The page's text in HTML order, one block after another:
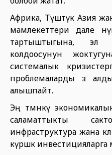
Африка, Түштүк Азия
мамлекеттери дале
тартыштыгына, эл
колдоосунун
системалык
проблемаларды өз
алышпайт.
Эң төмөнкү
саламаттыкты
инфраструктура жана
күрөшкө